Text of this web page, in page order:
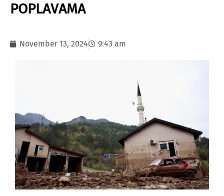
POPLAVAMA
November 13, 2024 9:43 am